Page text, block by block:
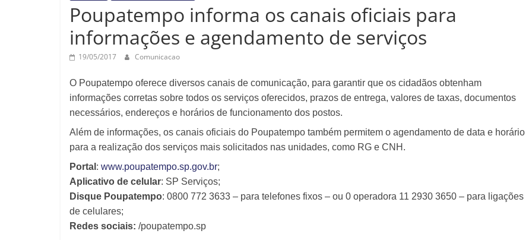
Poupatempo informa os canais oficiais para
informações e agendamento de serviços
19/05/2017 Comunicacao
O Poupatempo oferece diversos canais de comunicação, para garantir que os cidadãos obtenham
informações corretas sobre todos os serviços oferecidos, prazos de entrega, valores de taxas, documentos
necessários, endereços e horários de funcionamento dos postos.
Além de informações, os canais oficiais do Poupatempo também permitem o agendamento de data e horário
para a realização dos serviços mais solicitados nas unidades, como RG e CNH.
Portal : www.poupatempo.sp.gov.br;
Aplicativo de celular: SP Serviços;
Disque Poupatempo: 0800 772 3633 – para telefones fixos – ou 0 operadora 11 2930 3650 – para ligações
de celulares;
Redes sociais: /poupatempo.sp